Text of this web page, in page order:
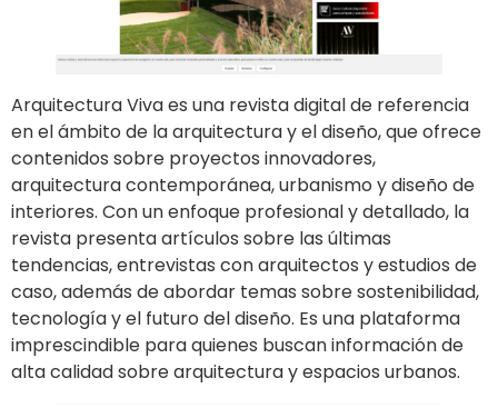
Arquitectura Viva es una revista digital de referencia
en el ámbito de la arquitectura y el diseño, que ofrece
contenidos sobre proyectos innovadores,
arquitectura contemporánea, urbanismo y diseño de
interiores. Con un enfoque profesional y detallado, la
revista presenta artículos sobre las últimas
tendencias, entrevistas con arquitectos y estudios de
caso, además de abordar temas sobre sostenibilidad,
tecnología y el futuro del diseño. Es una plataforma
imprescindible para quienes buscan información de
alta calidad sobre arquitectura y espacios urbanos.